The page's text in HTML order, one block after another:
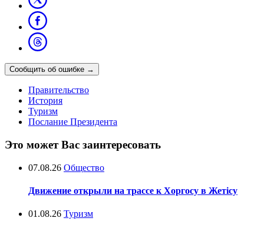
Сообщить об ошибке →
Правительство
История
Туризм
Послание Президента
Это может Вас заинтересовать
07.08.26 Общество
Движение открыли на трассе к Хоргосу в Жетісу
01.08.26 Туризм